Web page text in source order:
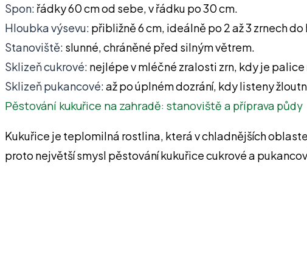
Spon: řádky 60 cm od sebe, v řádku po 30 cm.
Hloubka výsevu: přibližně 6 cm, ideálně po 2 až 3 zrnech do
Stanoviště: slunné, chráněné před silným větrem.
Sklizeň cukrové: nejlépe v mléčné zralosti zrn, kdy je
Sklizeň pukancové:až po úplném dozrání, kdy listeny
Pěstování kukuřice na zahradě: stanoviště a příprava půdy
Kukuřice je teplomilná rostlina, která v chladnějších
proto největší smysl pěstování kukuřice cukrové a